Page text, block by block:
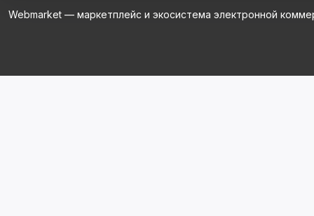
Webmarket — маркетплейс и экосистема электронной